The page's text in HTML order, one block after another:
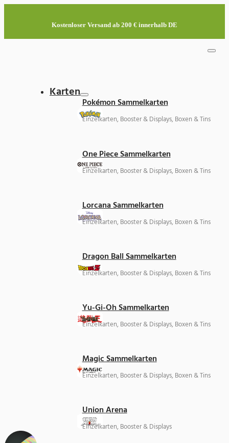
Kostenloser Versand ab 200 € innerhalb DE
Karten
Pokémon Sammelkarten
Einzelkarten, Booster & Displays, Boxen & Tins
One Piece Sammelkarten
Einzelkarten, Booster & Displays, Boxen & Tins
Lorcana Sammelkarten
Einzelkarten, Booster & Displays, Boxen & Tins
Dragon Ball Sammelkarten
Einzelkarten, Booster & Displays, Boxen & Tins
Yu-Gi-Oh Sammelkarten
Einzelkarten, Booster & Displays, Boxen & Tins
Magic Sammelkarten
Einzelkarten, Booster & Displays, Boxen & Tins
Union Arena
Einzelkarten, Booster & Displays